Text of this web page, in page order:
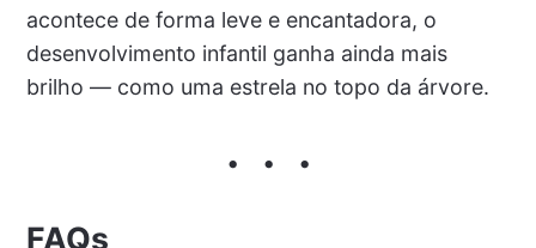
acontece de forma leve e encantadora, o
desenvolvimento infantil ganha ainda mais
brilho — como uma estrela no topo da árvore.
FAQs